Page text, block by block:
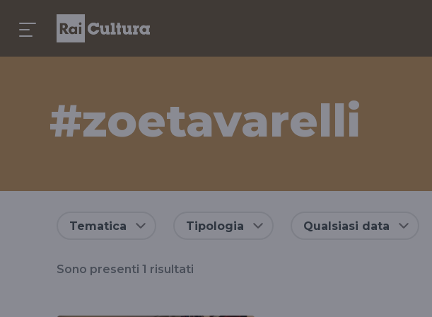
#zoetavarelli
Tematica Tipologia Qualsiasi data
Sono presenti 1 risultati